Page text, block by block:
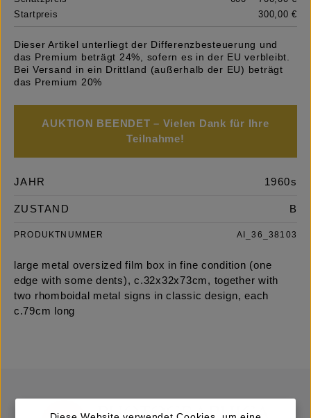
Startpreis
300,00 €
Dieser Artikel unterliegt der Differenzbesteuerung und
das Premium beträgt 24%, sofern es in der EU verbleibt.
Bei Versand in ein Drittland (außerhalb der EU) beträgt
das Premium 20%
AUKTION BEENDET – Vielen Dank für Ihre
Teilnahme!
JAHR 1960s
ZUSTAND B
PRODUKTNUMMER AI_36_38103
large metal oversized film box in fine condition (one
edge with some dents), c.32x32x73cm, together with
two rhomboidal metal signs in classic design, each
c.79cm long